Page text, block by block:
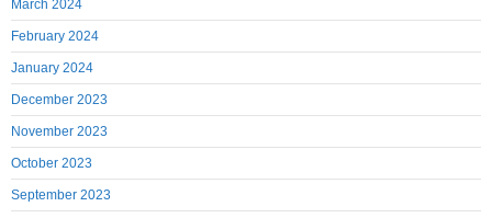
March 2024
February 2024
January 2024
December 2023
November 2023
October 2023
September 2023